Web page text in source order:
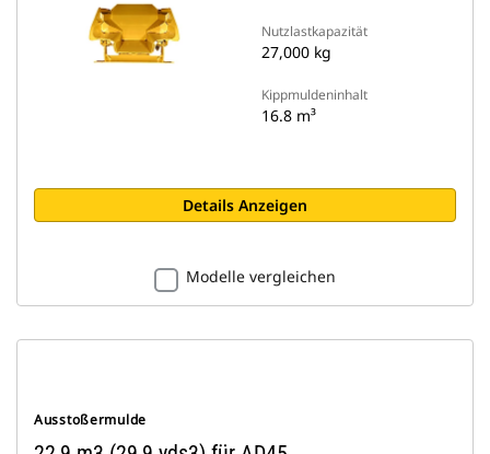
Nutzlastkapazität
27,000 kg
Kippmuldeninhalt
16.8 m³
Details Anzeigen
Modelle vergleichen
Ausstoßermulde